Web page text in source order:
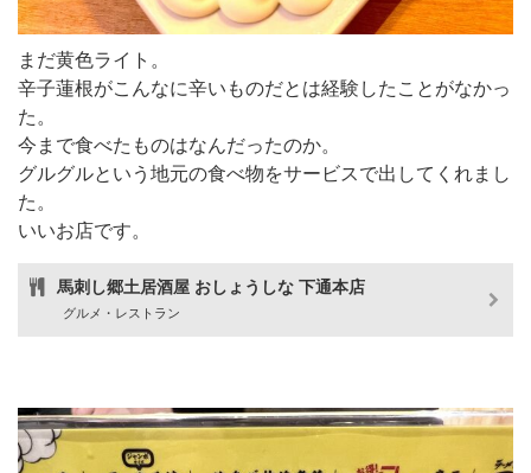
まだ黄色ライト。
辛子蓮根がこんなに辛いものだとは経験したことがなかっ
た。
今まで食べたものはなんだったのか。
グルグルという地元の食べ物をサービスで出してくれまし
た。
いいお店です。
馬刺し郷土居酒屋 おしょうしな 下通本店
グルメ・レストラン